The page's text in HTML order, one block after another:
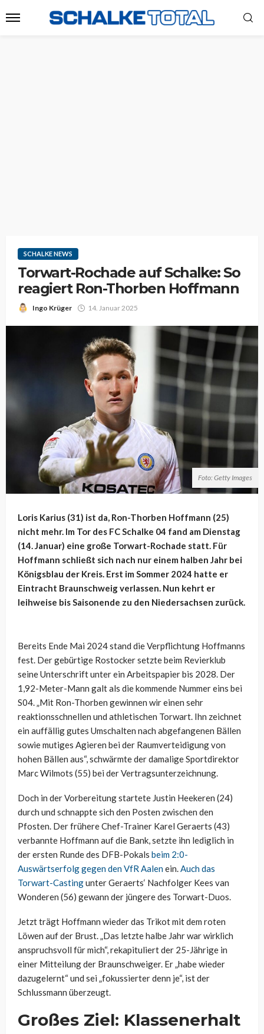
SCHALKE NEWS
Torwart-Rochade auf Schalke: So
reagiert Ron-Thorben Hoffmann
Ingo Krüger 14. Januar 2025
Foto: Getty Images
Loris Karius (31) ist da, Ron-Thorben Hoffmann (25)
nicht mehr. Im Tor des FC Schalke 04 fand am Dienstag
(14. Januar) eine große Torwart-Rochade statt. Für
Hoffmann schließt sich nach nur einem halben Jahr bei
Königsblau der Kreis. Erst im Sommer 2024 hatte er
Eintracht Braunschweig verlassen. Nun kehrt er
leihweise bis Saisonende zu den Niedersachsen zurück.
Bereits Ende Mai 2024 stand die Verpflichtung Hoffmanns
fest. Der gebürtige Rostocker setzte beim Revierklub
seine Unterschrift unter ein Arbeitspapier bis 2028. Der
1,92-Meter-Mann galt als die kommende Nummer eins bei
S04. „Mit Ron-Thorben gewinnen wir einen sehr
reaktionsschnellen und athletischen Torwart. Ihn zeichnet
ein auffällig gutes Umschalten nach abgefangenen Bällen
sowie mutiges Agieren bei der Raumverteidigung von
hohen Bällen aus“, schwärmte der damalige Sportdirektor
Marc Wilmots (55) bei der Vertragsunterzeichnung.
Doch in der Vorbereitung startete Justin Heekeren (24)
durch und schnappte sich den Posten zwischen den
Pfosten. Der frühere Chef-Trainer Karel Geraerts (43)
verbannte Hoffmann auf die Bank, setzte ihn lediglich in
der ersten Runde des DFB-Pokals beim 2:0-
Auswärtserfolg gegen den VfR Aalenein.Auch das
Torwart-Castingunter Geraerts‘ Nachfolger Kees van
Wonderen (56) gewann der jüngere des Torwart-Duos.
Jetzt trägt Hoffmann wieder das Trikot mit dem roten
Löwen auf der Brust. „Das letzte halbe Jahr war wirklich
anspruchsvoll für mich“, rekapituliert der 25-Jährige in
einer Mitteilung der Braunschweiger. Er „habe wieder
dazugelernt“ und sei „fokussierter denn je“, ist der
Schlussmann überzeugt.
Großes Ziel: Klassenerhalt